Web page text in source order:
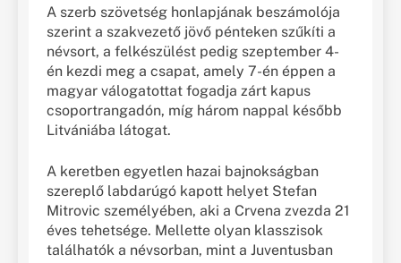
A szerb szövetség honlapjának beszámolója
szerint a szakvezető jövő pénteken szűkíti a
névsort, a felkészülést pedig szeptember 4-
én kezdi meg a csapat, amely 7-én éppen a
magyar válogatottat fogadja zárt kapus
csoportrangadón, míg három nappal később
Litvániába látogat.
A keretben egyetlen hazai bajnokságban
szereplő labdarúgó kapott helyet Stefan
Mitrovic személyében, aki a Crvena zvezda 21
éves tehetsége. Mellette olyan klasszisok
találhatók a névsorban, mint a Juventusban